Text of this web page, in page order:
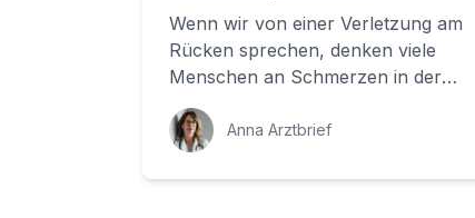
Wenn wir von einer Verletzung am
Rücken sprechen, denken viele
Menschen an Schmerzen in der
Lendengegend oder an einen
Bandscheibenvorfall. Aber es gi...
Anna Arztbrief